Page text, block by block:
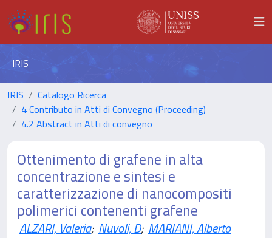
IRIS
IRIS
Catalogo Ricerca
4 Contributo in Atti di Convegno (Proceeding)
4.2 Abstract in Atti di convegno
Ottenimento di grafene in alta
concentrazione e sintesi e
caratterizzazione di nanocompositi
polimerici contenenti grafene
ALZARI, Valeria; Nuvoli, D; MARIANI, Alberto